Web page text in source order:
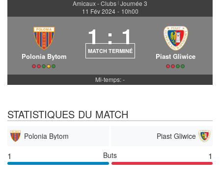
Amicaux - Clubs | Journée 3
11 Fév 2024 - 10h00
Polonia Bytom
1 : 1
MATCH TERMINÉ
Piast Gliwice
Mi-temps: -
STATISTIQUES DU MATCH
Polonia Bytom Piast Gliwice
1 Buts 1